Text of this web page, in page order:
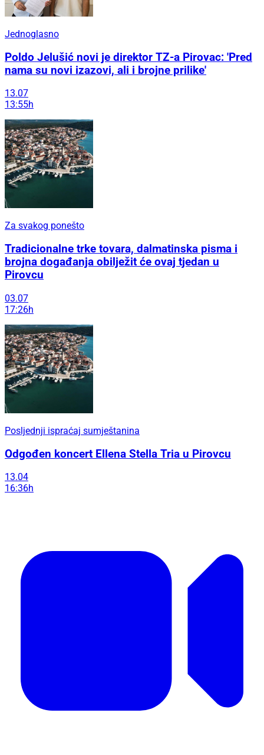
Jednoglasno
Poldo Jelušić novi je direktor TZ-a Pirovac: 'Pred
nama su novi izazovi, ali i brojne prilike'
13.07
13:55h
Za svakog ponešto
Tradicionalne trke tovara, dalmatinska pisma i
brojna događanja obilježit će ovaj tjedan u
Pirovcu
03.07
17:26h
Posljednji ispraćaj sumještanina
Odgođen koncert Ellena Stella Tria u Pirovcu
13.04
16:36h